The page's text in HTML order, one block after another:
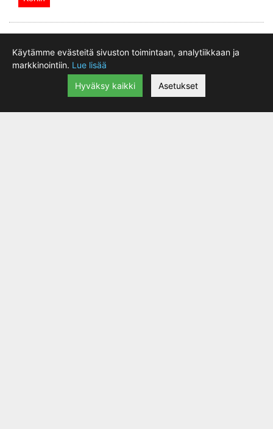
Käytämme evästeitä sivuston toimintaan, analytiikkaan ja
markkinointiin. Lue lisää
Hyväksy kaikki
Asetukset